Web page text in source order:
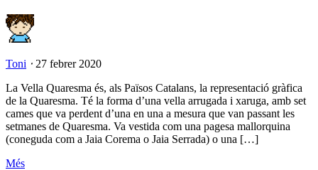
Toni ⋅ 27 febrer 2020
La Vella Quaresma és, als Països Catalans, la representació gràfica
de la Quaresma. Té la forma d’una vella arrugada i xaruga, amb set
cames que va perdent d’una en una a mesura que van passant les
setmanes de Quaresma. Va vestida com una pagesa mallorquina
(coneguda com a Jaia Corema o Jaia Serrada) o una […]
Més